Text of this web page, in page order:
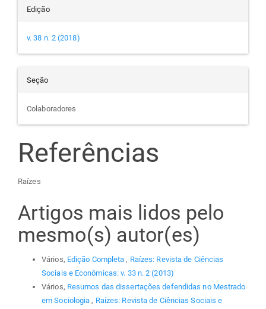
Edição
v. 38 n. 2 (2018)
Seção
Colaboradores
Referências
Raízes
Artigos mais lidos pelo
mesmo(s) autor(es)
Vários, Edição Completa, Raízes: Revista de Ciências
Sociais e Econômicas: v. 33 n. 2 (2013)
Vários, Resumos das dissertações defendidas no Mestrado
em Sociologia, Raízes: Revista de Ciências Sociais e